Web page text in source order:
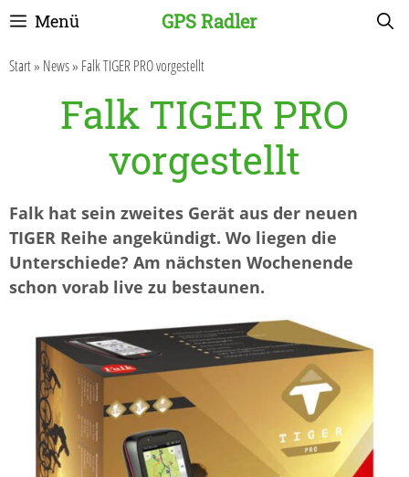
Zum
springen
GPS Radler
Menü
Start» News» Falk TIGER PRO vorgestellt
Falk TIGER PRO
vorgestellt
Falk hat sein zweites Gerät aus der neuen
TIGER Reihe angekündigt. Wo liegen die
Unterschiede? Am nächsten Wochenende
schon vorab live zu bestaunen.